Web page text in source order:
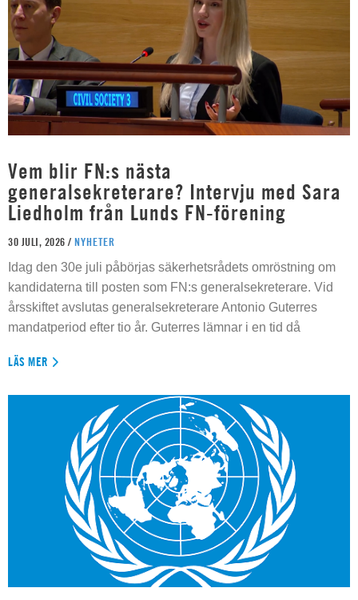
Vem blir FN:s nästa
generalsekreterare? Intervju med Sara
Liedholm från Lunds FN-förening
30 JULI, 2026 / NYHETER
Idag den 30e juli påbörjas säkerhetsrådets omröstning om
kandidaterna till posten som FN:s generalsekreterare. Vid
årsskiftet avslutas generalsekreterare Antonio Guterres
mandatperiod efter tio år. Guterres lämnar i en tid då
LÄS MER